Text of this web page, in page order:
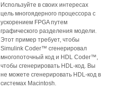
Используйте в своих интересах
цель многоядерного процессора с
ускорением FPGA путем
графического разделения модели.
Этот пример требует, чтобы
Simulink Coder™ сгенерировал
многопоточный код и HDL Coder™,
чтобы сгенерировать HDL-код. Вы
не можете сгенерировать HDL-код в
системах Macintosh.